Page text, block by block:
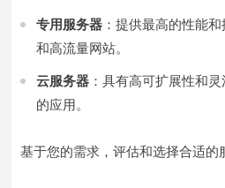
专用服务器 ：提供最高的性能
和高流量网站。
云服务器 ：具有高可扩展性和
的应用。
基于您的需求，评估和选择合适的